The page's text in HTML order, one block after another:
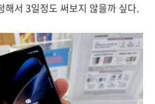
해서 3일정도 써보지 않을까 싶다.